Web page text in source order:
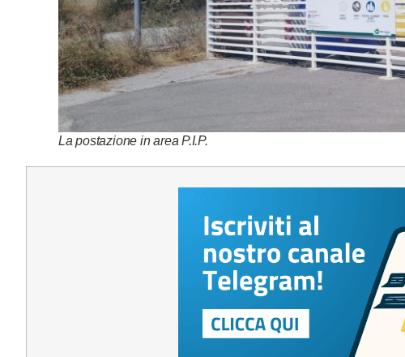
La postazione in area P.I.P.